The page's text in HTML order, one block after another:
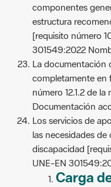
componentes
estructura
[requisito número
301549:2022
La documentación
completamente en
número 12.1.2 de
Documentación
Los servicios de
las necesidades
discapacidad
UNE-EN
Carga